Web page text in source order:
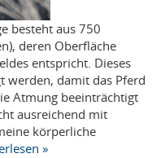
besteht aus 750
deren Oberfläche
entspricht. Dieses
werden, damit das Pferd
Atmung beeinträchtigt
ausreichend mit
körperliche
»